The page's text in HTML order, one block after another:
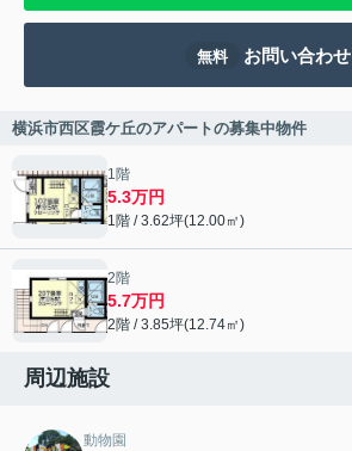
無料 お問い合わせ
横浜市西区霞ケ丘のアパートの募集中物件
1階
5.3万円
1階 / 3.62坪(12.00㎡)
2階
5.7万円
2階 / 3.85坪(12.74㎡)
周辺施設
動物園